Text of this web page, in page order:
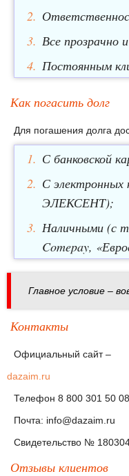
Все прозрачно
Постоянным
Как погасить долг
Для погашения долга
С банковской
С
ЭЛЕКСЕНТ);
Наличными (с
Comepay,
Главное условие –
Контакты
Официальный сайт –
dazaim.ru
Телефон 8 800 301 50 08
Почта: info@dazaim.ru
Свидетельство №
Отзывы клиентов